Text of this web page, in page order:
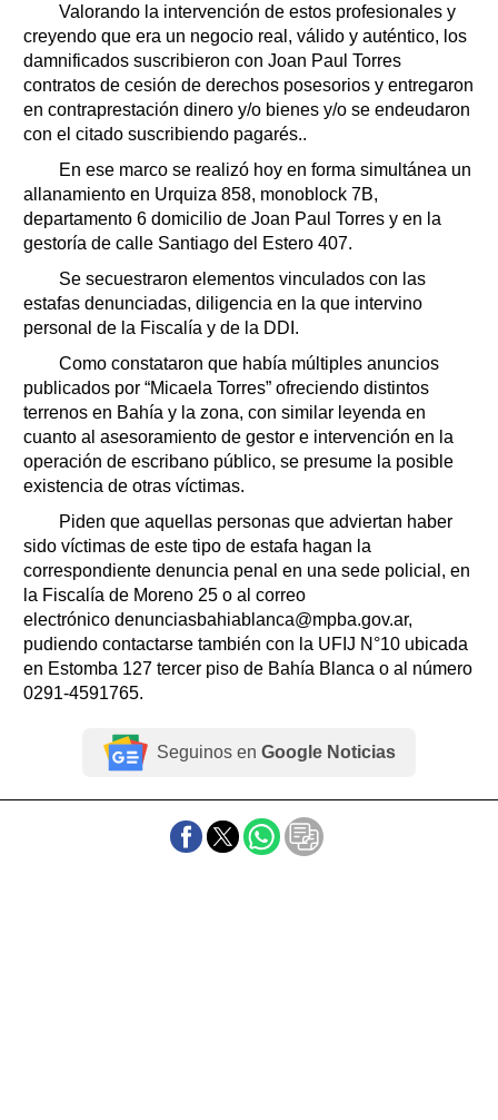
Valorando la intervención de estos profesionales y
creyendo que era un negocio real, válido y auténtico, los
damnificados suscribieron con Joan Paul Torres
contratos de cesión de derechos posesorios y entregaron
en contraprestación dinero y/o bienes y/o se endeudaron
con el citado suscribiendo pagarés..
En ese marco se realizó hoy en forma simultánea un
allanamiento en Urquiza 858, monoblock 7B,
departamento 6 domicilio de Joan Paul Torres y en la
gestoría de calle Santiago del Estero 407.
Se secuestraron elementos vinculados con las
estafas denunciadas, diligencia en la que intervino
personal de la Fiscalía y de la DDI.
Como constataron que había múltiples anuncios
publicados por “Micaela Torres” ofreciendo distintos
terrenos en Bahía y la zona, con similar leyenda en
cuanto al asesoramiento de gestor e intervención en la
operación de escribano público, se presume la posible
existencia de otras víctimas.
Piden que aquellas personas que adviertan haber
sido víctimas de este tipo de estafa hagan la
correspondiente denuncia penal en una sede policial, en
la Fiscalía de Moreno 25 o al correo
electrónico denunciasbahiablanca@mpba.gov.ar,
pudiendo contactarse también con la UFIJ N°10 ubicada
en Estomba 127 tercer piso de Bahía Blanca o al número
0291-4591765.
Seguinos en Google Noticias